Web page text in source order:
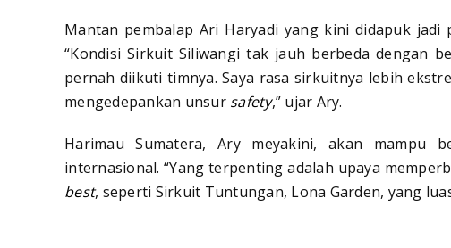
Mantan pembalap Ari Haryadi yang kini didapuk jadi
“Kondisi Sirkuit Siliwangi tak jauh berbeda dengan
pernah diikuti timnya. Saya rasa sirkuitnya lebih
mengedepankan unsur safety,” ujar Ary.
Harimau Sumatera, Ary meyakini, akan mampu
internasional. “Yang terpenting adalah upaya
best, seperti Sirkuit Tuntungan, Lona Garden, yang